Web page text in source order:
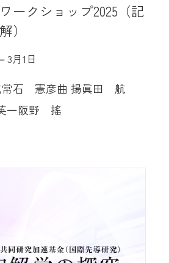
ークショップ2025（記
）
3月1日
常石 憲彦曲 揚眞田 航
一阪野 搖